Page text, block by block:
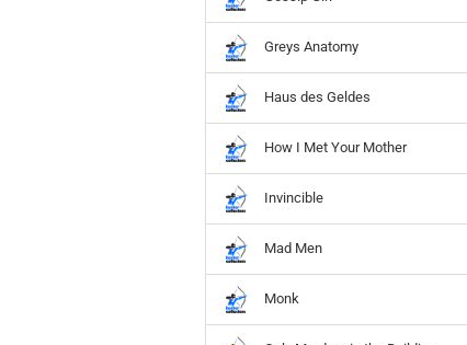
Greys Anatomy
Haus des Geldes
How I Met Your Mother
Invincible
Mad Men
Monk